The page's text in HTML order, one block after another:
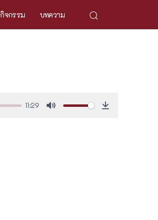
กิจกรรม บทความ
11:29